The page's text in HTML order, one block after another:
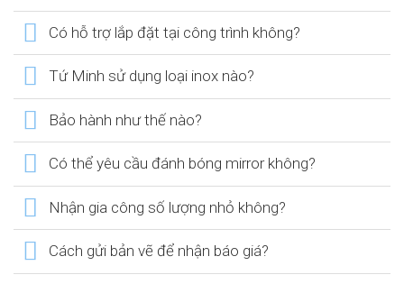
Có hỗ trợ lắp đặt tại công trình không?
Tứ Minh sử dụng loại inox nào?
Bảo hành như thế nào?
Có thể yêu cầu đánh bóng mirror không?
Nhận gia công số lượng nhỏ không?
Cách gửi bản vẽ để nhận báo giá?